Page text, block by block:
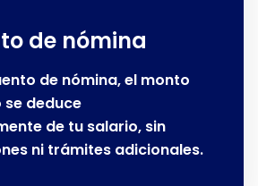
de nómina
de nómina, el monto
deduce
de tu salario, sin
ni trámites adicionales.